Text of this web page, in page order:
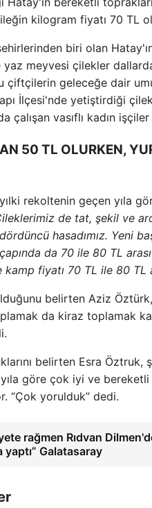
kilogram fiyatı 70 TL
biri olan
yaz meyvesi çilekler
geleceğe dair
İlçesi'nde yetiştirdiği
çalışan vasıflı kadın
50 TL OLURKEN,
rekoltenin geçen yıla
de tat, şekil ve
hasadımız. Yeni
da 70 ile 80 TL
fiyatı 70 TL ile 80 TL
belirten Aziz
da kiraz toplamak
belirten Esra
yıla göre çok iyi ve
“Çok yorulduk” dedi.
rağmen Rıdvan
yaptı” Galatasaray